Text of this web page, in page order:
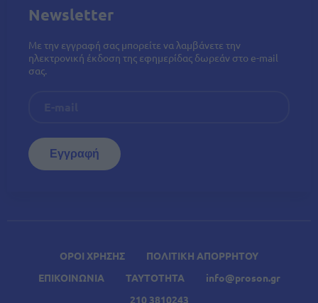
ΟΡΟΙ ΧΡΗΣΗΣ
ΠΟΛΙΤΙΚΗ ΑΠΟΡΡΗΤΟΥ
ΕΠΙΚΟΙΝΩΝΙΑ
ΤΑΥΤΟΤΗΤΑ
info@proson.gr
210 3810243
Newsletter
Με την εγγραφή σας μπορείτε να λαμβάνετε την
ηλεκτρονική έκδοση της εφημερίδας δωρεάν στο e-mail
σας.